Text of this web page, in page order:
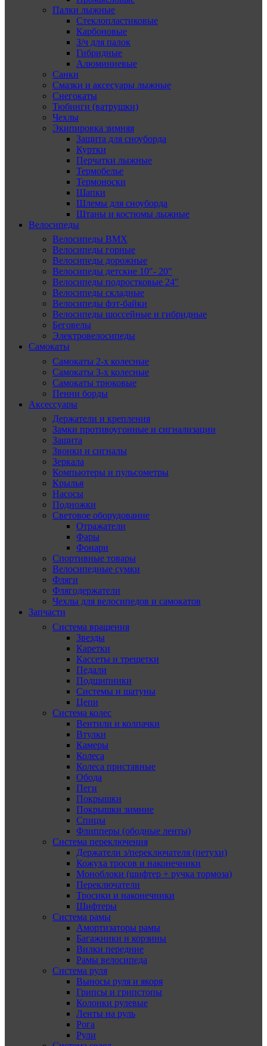
Палки лыжные
Стеклопластиковые
Карбоновые
З/ч для палок
Гибридные
Алюминиевые
Санки
Смазки и аксесуары лыжные
Снегокаты
Тюбинги (ватрушки)
Чехлы
Экипировка зимняя
Защита для сноуборда
Куртки
Перчатки лыжные
Термобелье
Термоноски
Шапки
Шлемы для сноуборда
Штаны и костюмы лыжные
Велосипеды
Велосипеды BMX
Велосипеды горные
Велосипеды дорожные
Велосипеды детские 10″- 20″
Велосипеды подростковые 24″
Велосипеды складные
Велосипеды фэт-байки
Велосипеды шоссейные и гибридные
Беговелы
Электровелосипеды
Самокаты
Самокаты 2-х колесные
Самокаты 3-х колесные
Самокаты трюковые
Пенни борды
Аксессуары
Держатели и крепления
Замки противоугонные и сигнализации
Защита
Звонки и сигналы
Зеркала
Компьютеры и пульсометры
Крылья
Насосы
Подножки
Световое оборудование
Отражатели
Фары
Фонари
Спортивные товары
Велосипедные сумки
Фляги
Флягодержатели
Чехлы для велосипедов и самокатов
Запчасти
Система вращения
Звезды
Каретки
Кассеты и трещетки
Педали
Подшипники
Системы и шатуны
Цепи
Система колес
Вентили и колпачки
Втулки
Камеры
Колеса
Колеса приставные
Обода
Пеги
Покрышки
Покрышки зимние
Спицы
Флипперы (ободные ленты)
Система переключения
Держатели з/переключателя (петухи)
Кожуха тросов и наконечники
Моноблоки (шифтер + ручка тормоза)
Переключатели
Тросики и наконечники
Шифтеры
Система рамы
Амортизаторы рамы
Багажники и корзины
Вилки передние
Рамы велосипеда
Система руля
Выносы руля и якоря
Грипсы и грипстопы
Колонки рулевые
Ленты на руль
Рога
Рули